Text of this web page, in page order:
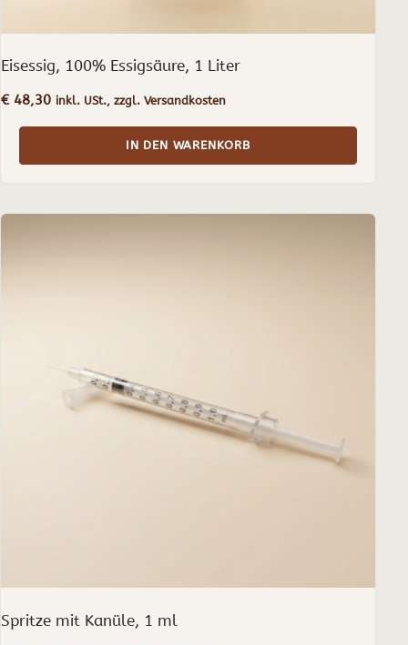
Eisessig, 100% Essigsäure, 1 Liter
€48,30 inkl. USt., zzgl. Versandkosten
IN DEN WARENKORB
Spritze mit Kanüle, 1 ml